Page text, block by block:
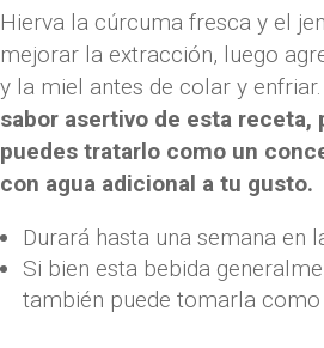
Hierva la cúrcuma fresca y el
mejorar la extracción, luego
y la miel antes de colar y enfriar.
sabor asertivo de esta receta,
puedes tratarlo como un
con agua adicional a tu gusto.
Durará hasta una semana en
Si bien esta bebida
también puede tomarla como